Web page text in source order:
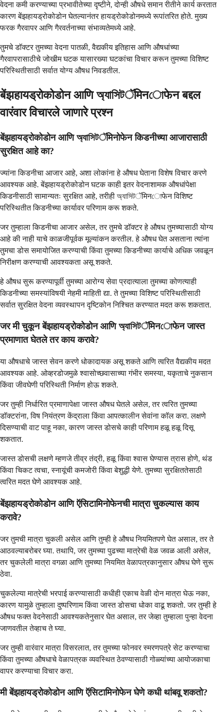
वेदना कमी करण्याच्या प्रभावीतेच्या दृष्टीने, दोन्ही औषधे समान रीतीने कार्य करतात
कारण बेंझहायड्रोकोडोन घेतल्यानंतर हायड्रोकोडोनमध्ये रूपांतरित होते. मुख्य
फरक गैरवापर आणि गैरवर्तनाच्या संभाव्यतेमध्ये आहे.
तुमचे डॉक्टर तुमच्या वेदना पातळी, वैद्यकीय इतिहास आणि औषधांच्या
गैरवापरासाठीचे जोखीम घटक यासारख्या घटकांचा विचार करून तुमच्या विशिष्ट
परिस्थितीसाठी सर्वात योग्य औषध निवडतील.
बेंझहायड्रोकोडोन आणि অ্যাসিটॅमिनোफेन बद्दल
वारंवार विचारले जाणारे प्रश्न
बेंझहायड्रोकोडोन आणि অ্যাসিটॅमिनोफेन किडनीच्या आजारासाठी
सुरक्षित आहे का?
ज्यांना किडनीचा आजार आहे, अशा लोकांना हे औषध घेताना विशेष विचार करणे
आवश्यक आहे. बेंझहायड्रोकोडोन घटक काही इतर वेदनाशामक औषधांपेक्षा
किडनीसाठी सामान्यतः सुरक्षित आहे, तरीही অ্যাসিটॅमिनোफेन विशिष्ट
परिस्थितीत किडनीच्या कार्यावर परिणाम करू शकते.
जर तुम्हाला किडनीचा आजार असेल, तर तुमचे डॉक्टर हे औषध तुमच्यासाठी योग्य
आहे की नाही याचे काळजीपूर्वक मूल्यांकन करतील. हे औषध घेत असताना त्यांना
तुमचा डोस समायोजित करण्याची किंवा तुमच्या किडनीच्या कार्याचे अधिक जवळून
निरीक्षण करण्याची आवश्यकता असू शकते.
हे औषध सुरू करण्यापूर्वी तुमच्या आरोग्य सेवा प्रदात्याला तुमच्या कोणत्याही
किडनीच्या समस्यांविषयी नेहमी माहिती द्या. ते तुमच्या विशिष्ट परिस्थितीसाठी
सर्वात सुरक्षित वेदना व्यवस्थापन दृष्टिकोन निश्चित करण्यात मदत करू शकतात.
जर मी चुकून बेंझहायड्रोकोडोन आणि অ্যাসিটॅमिनোफेन जास्त
प्रमाणात घेतले तर काय करावे?
या औषधाचे जास्त सेवन करणे धोकादायक असू शकते आणि त्वरित वैद्यकीय मदत
आवश्यक आहे. ओव्हरडोजमुळे श्वासोच्छवासाच्या गंभीर समस्या, यकृताचे नुकसान
किंवा जीवघेणी परिस्थिती निर्माण होऊ शकते.
जर तुम्ही निर्धारित प्रमाणापेक्षा जास्त औषध घेतले असेल, तर त्वरित तुमच्या
डॉक्टरांना, विष नियंत्रण केंद्राला किंवा आपत्कालीन सेवांना कॉल करा. लक्षणे
दिसण्याची वाट पाहू नका, कारण जास्त डोसचे काही परिणाम हळू हळू दिसू
शकतात.
जास्त डोसची लक्षणे म्हणजे तीव्र तंद्री, हळू किंवा श्वास घेण्यास त्रास होणे, थंड
किंवा चिकट त्वचा, स्नायूंची कमजोरी किंवा बेशुद्धी येणे. तुमच्या सुरक्षिततेसाठी
त्वरित मदत घेणे आवश्यक आहे.
बेंझहायड्रोकोडोन आणि ऍसिटामिनोफेनची मात्रा चुकल्यास काय
करावे?
जर तुमची मात्रा चुकली असेल आणि तुम्ही हे औषध नियमितपणे घेत असाल, तर ते
आठवल्याबरोबर घ्या. तथापि, जर तुमच्या पुढच्या मात्रेची वेळ जवळ आली असेल,
तर चुकलेली मात्रा वगळा आणि तुमच्या नियमित वेळापत्रकानुसार औषध घेणे सुरू
ठेवा.
चुकलेल्या मात्रेची भरपाई करण्यासाठी कधीही एकाच वेळी दोन मात्रा घेऊ नका,
कारण यामुळे तुम्हाला दुष्परिणाम किंवा जास्त डोसचा धोका वाढू शकतो. जर तुम्ही हे
औषध फक्त वेदनेसाठी आवश्यकतेनुसार घेत असाल, तर जेव्हा तुम्हाला पुन्हा वेदना
जाणवतील तेव्हाच ते घ्या.
जर तुम्ही वारंवार मात्रा विसरलात, तर तुमच्या फोनवर स्मरणपत्रे सेट करण्याचा
किंवा तुमच्या औषधाचे वेळापत्रक व्यवस्थित ठेवण्यासाठी गोळ्यांच्या आयोजकाचा
वापर करण्याचा विचार करा.
मी बेंझहायड्रोकोडोन आणि ऍसिटामिनोफेन घेणे कधी थांबवू शकतो?